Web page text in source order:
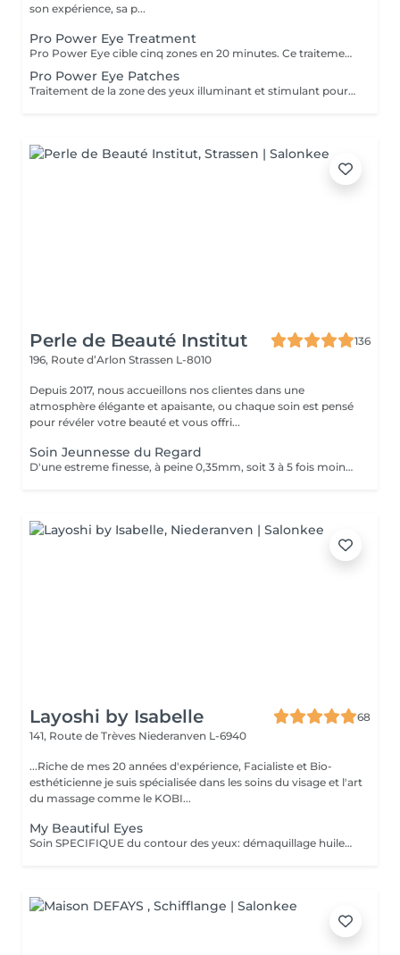
son expérience, sa p...
Pro Power Eye Treatment
Pro Power Eye cible cinq zones en 20 minutes. Ce traitement de la peau offre un soin complet de la zone complexe des yeux et cible les muscles faciaux, les réseaux de macro et micro circulation, et la texture de la peau à l'aide de patchs aux acides de fruits et l'utilisation de micro courant.
Pro Power Eye Patches
Traitement de la zone des yeux illuminant et stimulant pour les réseaux de macro et micro circulation et la texture de la peau à l'aide de patches aux acides de fruits.
Perle de Beauté Institut
136
196, Route d’Arlon Strassen L-8010
Depuis 2017, nous accueillons nos clientes dans une
atmosphère élégante et apaisante, ou chaque soin est pensé
pour révéler votre beauté et vous offri...
Soin Jeunnesse du Regard
D'une estreme finesse, à peine 0,35mm, soit 3 à 5 fois moins quelle celle du visage et pauvre en élastine, en collagène et en cellules graisseuses, le contour des yeux est la zone la plus fragile et la plus vulhérable du visage. Constamment mobilisé avec près de 10000 clignement quitidients, il reflète les premieres signes du vieillissement avec son relachement cutané et l'apparition des rides. Un soin specifique contour les yeux c'est un soin qui hydrate le contour de l'oeil avec un effet anti-âge, anti-poches.
Layoshi by Isabelle
68
141, Route de Trèves Niederanven L-6940
...Riche de mes 20 années d'expérience, Facialiste et Bio-
esthéticienne je suis spécialisée dans les soins du visage et l'art
du massage comme le KOBI...
My Beautiful Eyes
Soin SPECIFIQUE du contour des yeux: démaquillage huileux, gommage doux, massage drainant et liftant, application d'un masque hydratant et d'une crème contour défroissante et défatigante.